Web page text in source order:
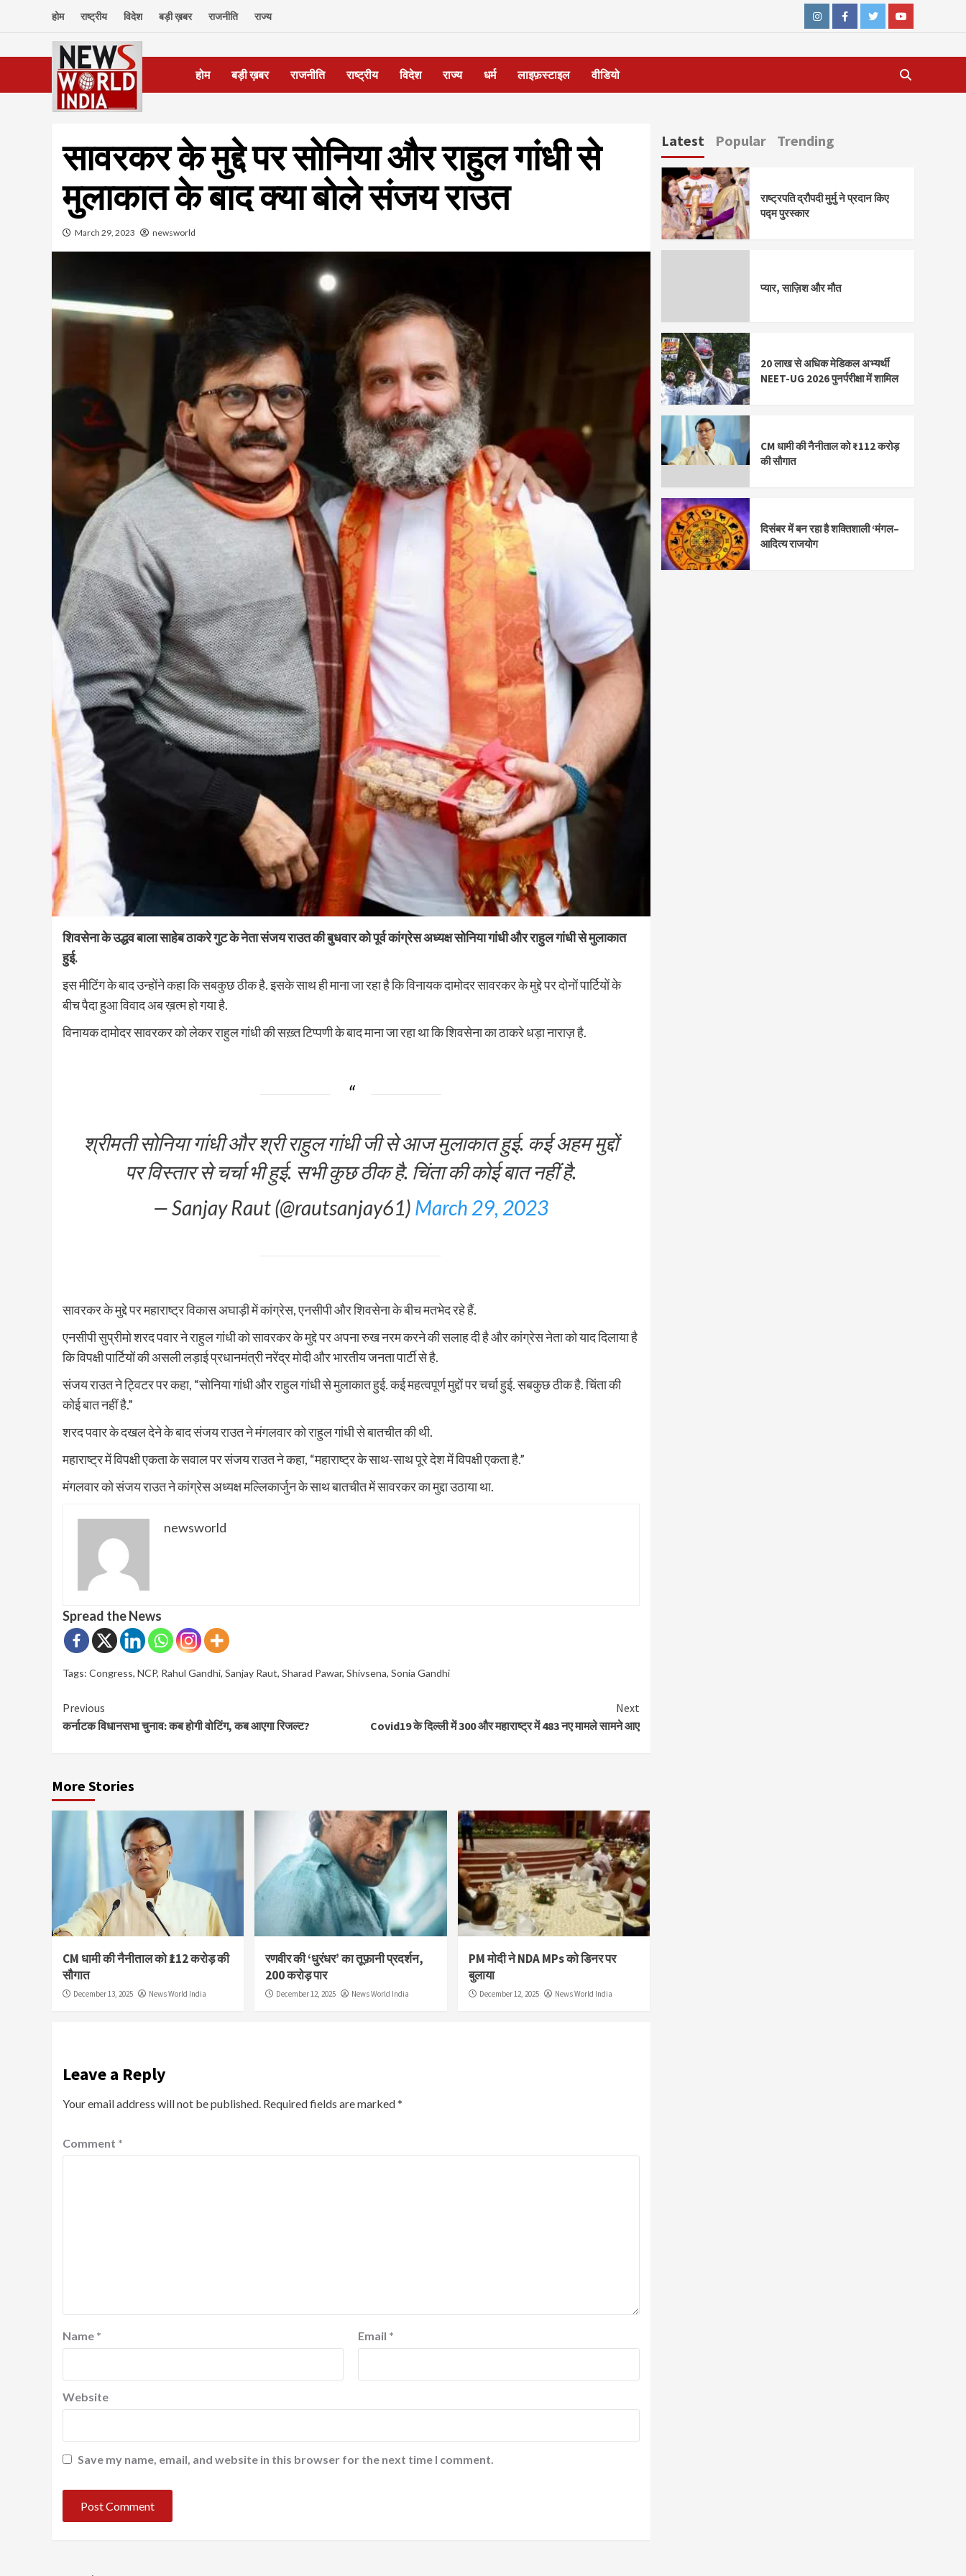
होम राष्ट्रीय विदेश बड़ी ख़बर राजनीति राज्य
InstagramFacebookTwitterYoutube
होम बड़ी ख़बर राजनीति राष्ट्रीय विदेश राज्य धर्म लाइफ़स्टाइल वीडियो
सावरकर के मुद्दे पर सोनिया और राहुल गांधी से
मुलाकात के बाद क्या बोले संजय राउत
March 29, 2023 newsworld
शिवसेना के उद्धव बाला साहेब ठाकरे गुट के नेता संजय राउत की बुधवार को पूर्व कांग्रेस अध्यक्ष सोनिया गांधी और राहुल गांधी से मुलाकात
हुई.
इस मीटिंग के बाद उन्होंने कहा कि सबकुछ ठीक है. इसके साथ ही माना जा रहा है कि विनायक दामोदर सावरकर के मुद्दे पर दोनों पार्टियों के
बीच पैदा हुआ विवाद अब ख़त्म हो गया है.
विनायक दामोदर सावरकर को लेकर राहुल गांधी की सख़्त टिप्पणी के बाद माना जा रहा था कि शिवसेना का ठाकरे धड़ा नाराज़ है.
श्रीमती सोनिया गांधी और श्री राहुल गांधी जी से आज मुलाकात हुई. कई अहम मुद्दों
पर विस्तार से चर्चा भी हुई. सभी कुछ ठीक है. चिंता की कोई बात नहीं है.
— Sanjay Raut (@rautsanjay61) March 29, 2023
सावरकर के मुद्दे पर महाराष्ट्र विकास अघाड़ी में कांग्रेस, एनसीपी और शिवसेना के बीच मतभेद रहे हैं.
एनसीपी सुप्रीमो शरद पवार ने राहुल गांधी को सावरकर के मुद्दे पर अपना रुख नरम करने की सलाह दी है और कांग्रेस नेता को याद दिलाया है
कि विपक्षी पार्टियों की असली लड़ाई प्रधानमंत्री नरेंद्र मोदी और भारतीय जनता पार्टी से है.
संजय राउत ने ट्विटर पर कहा, “सोनिया गांधी और राहुल गांधी से मुलाकात हुई. कई महत्वपूर्ण मुद्दों पर चर्चा हुई. सबकुछ ठीक है. चिंता की
कोई बात नहीं है.”
शरद पवार के दखल देने के बाद संजय राउत ने मंगलवार को राहुल गांधी से बातचीत की थी.
महाराष्ट्र में विपक्षी एकता के सवाल पर संजय राउत ने कहा, “महाराष्ट्र के साथ-साथ पूरे देश में विपक्षी एकता है.”
मंगलवार को संजय राउत ने कांग्रेस अध्यक्ष मल्लिकार्जुन के साथ बातचीत में सावरकर का मुद्दा उठाया था.
newsworld
Spread the News
Tags: Congress, NCP, Rahul Gandhi, Sanjay Raut, Sharad Pawar, Shivsena, Sonia Gandhi
Continue
Reading
Previous
कर्नाटक विधानसभा चुनाव: कब होगी वोटिंग, कब आएगा रिजल्ट?
Next
Covid19 के दिल्ली में 300 और महाराष्ट्र में 483 नए मामले सामने आए
More Stories
CM धामी की नैनीताल को ₹112 करोड़ की
सौगात
December 13, 2025 News World India
रणवीर की ‘धुरंधर’ का तूफ़ानी प्रदर्शन,
200 करोड़ पार
December 12, 2025 News World India
PM मोदी ने NDA MPs को डिनर पर
बुलाया
December 12, 2025 News World India
Leave a Reply
Your email address will not be published. Required fields are marked*
Comment *
Name * Email *
Website
Save my name, email, and website in this browser for the next time I comment.
Latest Popular Trending
राष्ट्रपति द्रौपदी मुर्मु ने प्रदान किए
पद्म पुरस्कार
प्यार, साज़िश और मौत
20 लाख से अधिक मेडिकल अभ्यर्थी
NEET-UG 2026 पुनर्परीक्षा में शामिल
CM धामी की नैनीताल को ₹112 करोड़
की सौगात
दिसंबर में बन रहा है शक्तिशाली ‘मंगल–
आदित्य राजयोग